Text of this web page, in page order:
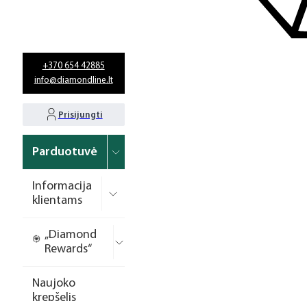
+370 654 42885
info@diamondline.lt
Prisijungti
Parduotuvė
Informacija
klientams
„Diamond
Rewards“
Naujoko
krepšelis